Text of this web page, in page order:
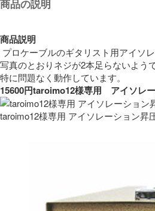
商品の説明
商品説明
プロケーブルのギタリスト用アイソ
写真のとおりネジが2本足らないようで
15600円taroimo12様専用　アイソレ
taroimo12様専用 アイソレーション昇